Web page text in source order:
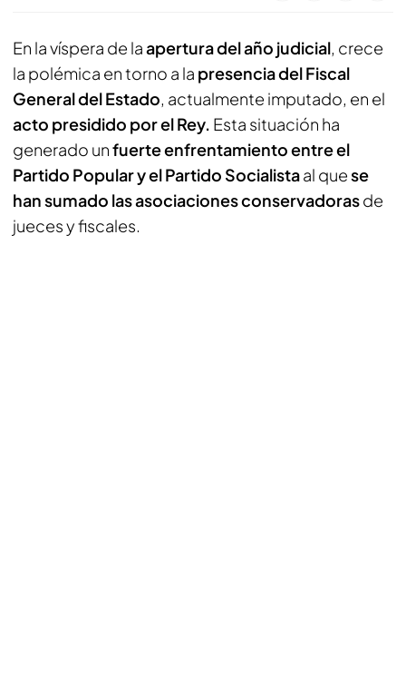
En la víspera de laapertura del año judicial, crece
la polémica en torno a la presencia del Fiscal
General del Estado, actualmente imputado, en el
acto presidido por el Rey. Esta situación ha
generado unfuerte enfrentamiento entre el
Partido Popular y el Partido Socialistaal quese
han sumado las asociaciones conservadorasde
jueces y fiscales.